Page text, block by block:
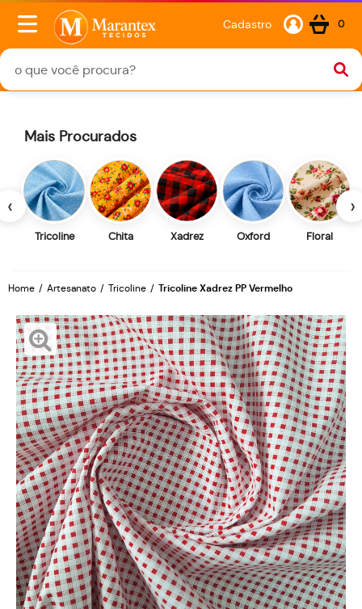
Cadastro 0
‹
Mais Procurados
Tricoline Chita Xadrez Oxford Floral
›
Home Artesanato Tricoline Tricoline Xadrez PP Vermelho